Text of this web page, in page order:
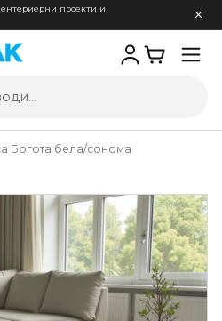
проекти и
Богота бела/сонома